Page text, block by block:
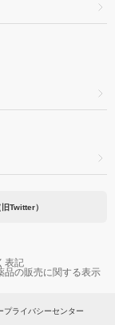
Twitter）
表記
品の販売に関する表示
プライバシーセンター